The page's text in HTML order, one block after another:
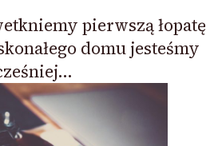
pierwszą łopatę
domu jesteśmy